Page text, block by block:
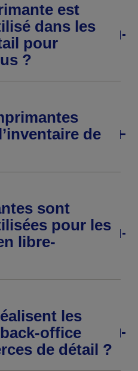
est
dans les
pour
?
de
sont
pour les
libre-
les
office
de détail ?